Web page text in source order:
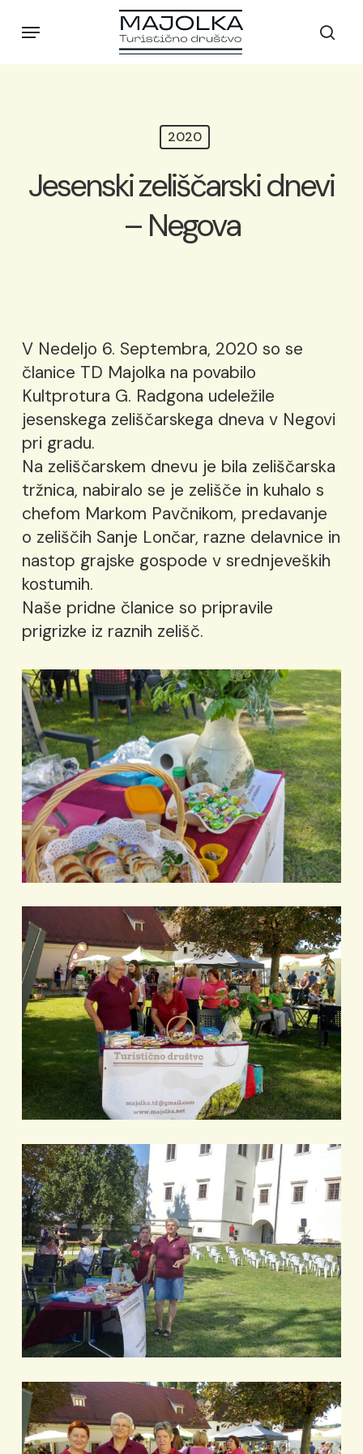
Menu
2020
Jesenski zeliščarski dnevi
– Negova
V Nedeljo 6. Septembra, 2020 so se
članice TD Majolka na povabilo
Kultprotura G. Radgona udeležile
jesenskega zeliščarskega dneva v Negovi
pri gradu.
Na zeliščarskem dnevu je bila zeliščarska
tržnica, nabiralo se je zelišče in kuhalo s
chefom Markom Pavčnikom, predavanje
o zeliščih Sanje Lončar, razne delavnice in
nastop grajske gospode v srednjeveških
kostumih.
Naše pridne članice so pripravile
prigrizke iz raznih zelišč.